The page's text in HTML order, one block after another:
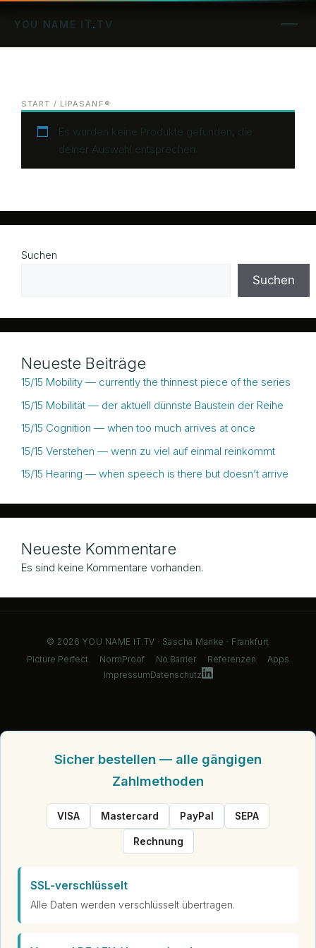
YOU NAME IT. TV
Picture Perfect
START / LIPASANF®
Es wurden keine Produkte gefunden, die
deiner Auswahl entsprechen.
Suchen
Suchen
Neueste Beiträge
15/15 Mobility — currently the thinnest piece of the series
15/15 Mobilität — der aktuell dünnste Baustein der Reihe
15/15 Cognition — when too much arrives at once
15/15 Verstehen — wenn zu viel auf einmal reinkommt
15/15 Hearing — when speech is there but doesn’t arrive
Neueste Kommentare
Es sind keine Kommentare vorhanden.
© 2026 YOU NAME IT.TV · Sascha Manke · Frankfurt
Picture Perfect
NormProof No Barrier Referenzen
Apps
ImpressumDatenschutz
Sicher bestellen — alle gängigen
Zahlmethoden
VISA Mastercard PayPal SEPA
Rechnung
SSL-verschlüsselt
Alle Daten werden verschlüsselt übertragen.